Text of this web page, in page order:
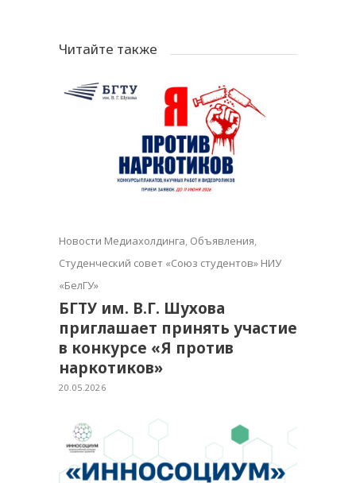
Читайте также
Новости Медиахолдинга, Объявления,
Студенческий совет «Союз студентов» НИУ
«БелГУ»
БГТУ им. В.Г. Шухова
приглашает принять участие
в конкурсе «Я против
наркотиков»
20.05.2026